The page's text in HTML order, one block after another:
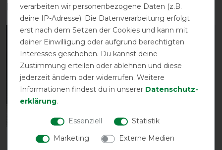
Das perfekte Zubehör für dich
Kentucky Horsewear
-13%
Waldhausen Safe-Gum
verarbeiten wir personenbezogene Daten (z.B.
deine IP-Adresse). Die Datenverarbeitung erfolgt
erst nach dem Setzen der Cookies und kann mit
deiner Einwilligung oder aufgrund berechtigten
Interesses geschehen. Du kannst deine
Zustimmung erteilen oder ablehnen und diese
jederzeit ändern oder widerrufen. Weitere
Informationen findest du in unserer Daten­schutz­
erklärung.
Essenziell
Statistik
Marketing
Externe Medien